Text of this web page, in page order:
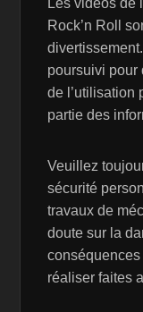
Les vidéos de
Rock’n Roll
poursuivi pour
de l’utilisation
partie des
Veuillez
sécurité
travaux de
doute sur la
réaliser faites